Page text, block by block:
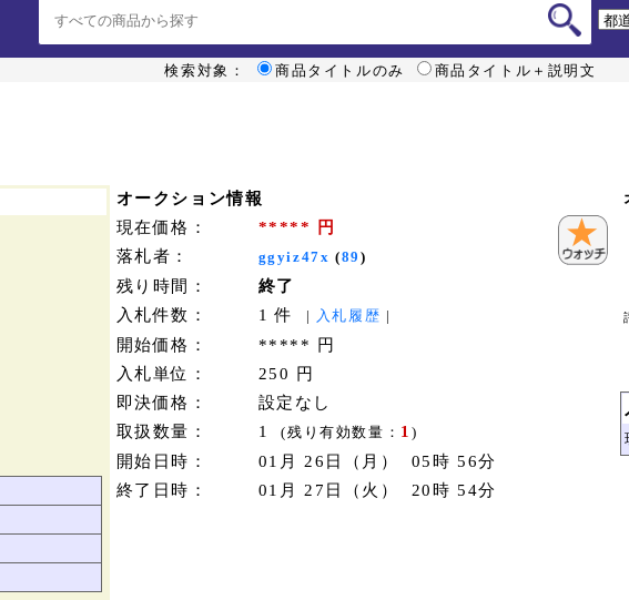
検索対象： 商品タイトルのみ 商品タイトル＋説明文
オークション情報
現在価格：
***** 円
落札者：
ggyiz47x (89 )
残り時間：
終了
入札件数：
1 件 | 入札履歴 |
開始価格：
***** 円
入札単位：
250 円
即決価格：
設定なし
取扱数量：
1(残り有効数量： 1 )
開始日時：
01月 26日（月） 05時 56分
終了日時：
01月 27日（火） 20時 54分